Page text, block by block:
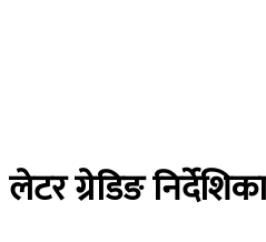
लेटर ग्रेडिङ